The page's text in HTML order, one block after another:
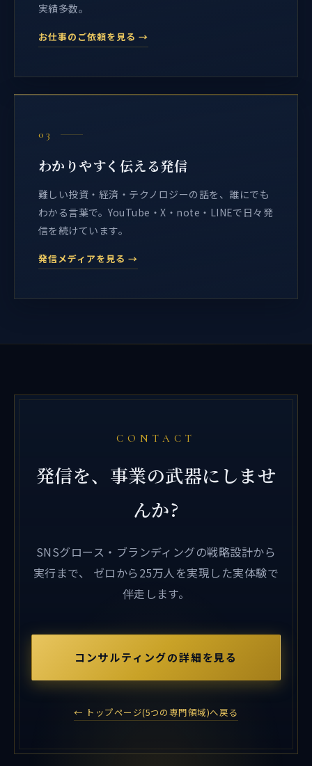
実績多数。
お仕事のご依頼を見る →
03
わかりやすく伝える発信
難しい投資・経済・テクノロジーの話を、誰にでも
わかる言葉で。YouTube・X・note・LINEで日々発
信を続けています。
発信メディアを見る →
CONTACT
発信を、事業の武器にしませ
んか?
SNSグロース・ブランディングの戦略設計から
実行まで、
ゼロから25万人を実現した実体験で
伴走します。
コンサルティングの詳細を見る
← トップページ(5つの専門領域)へ戻る